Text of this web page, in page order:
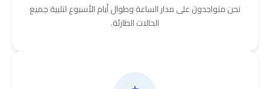
نحن متواجدون على مدار الساعة وطوال أيام الأسبوع لتلبية جميع
الحالات الطارئة.